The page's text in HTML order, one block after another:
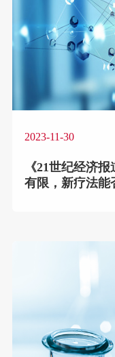
2023-11-30
《21世纪经济报
有限，新疗法能